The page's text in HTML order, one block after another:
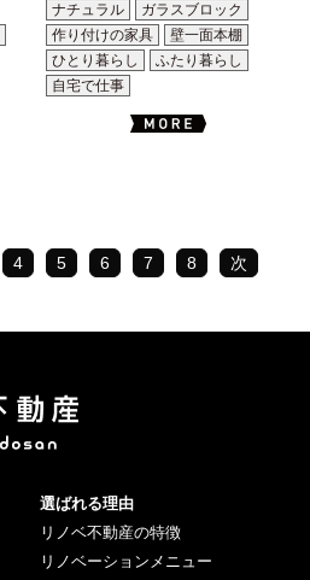
ナチュラル
ガラスブロック
作り付けの家具
壁一面本棚
ひとり暮らし
ふたり暮らし
自宅で仕事
4 5 6 7 8 次
選ばれる理由
リノベ不動産の特徴
リノベーションメニュー